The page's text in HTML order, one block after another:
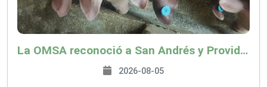
La OMSA reconoció a San Andrés y Providencia como zona libre de Peste Porcina Clásica (PPC)
2026-08-05